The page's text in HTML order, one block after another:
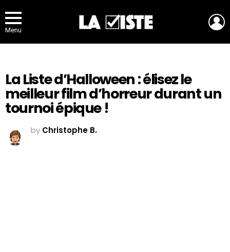
Menu
La Liste d’Halloween : élisez le
meilleur film d’horreur durant un
tournoi épique !
by Christophe B.